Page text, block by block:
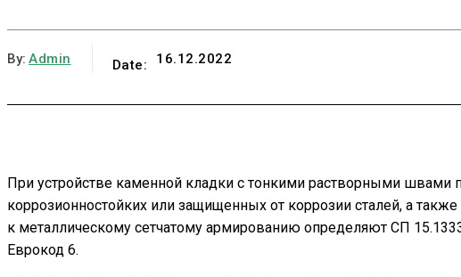
By: Admin Date: 16.12.2022
При устройстве каменной кладки с тонкими растворными швами
коррозионностойких или защищенных от коррозии сталей, а
к металлическому сетчатому армированию определяют СП
Еврокод 6.